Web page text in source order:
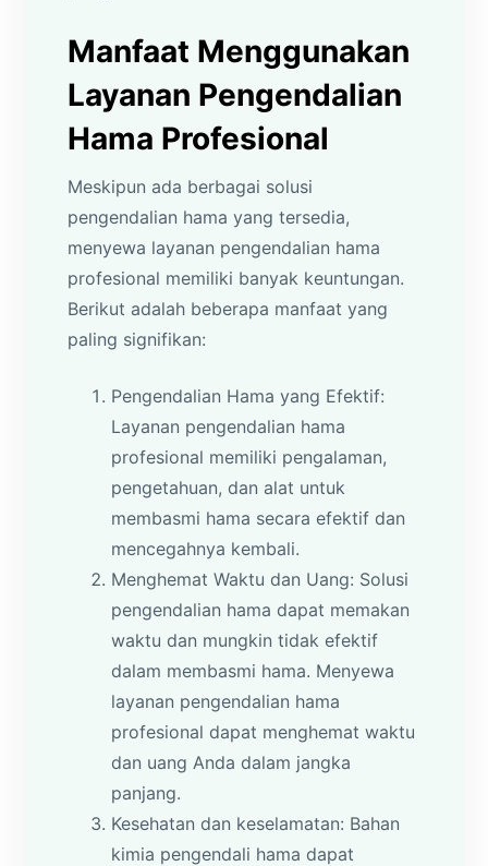
Manfaat Menggunakan
Layanan Pengendalian
Hama Profesional
Meskipun ada berbagai solusi
pengendalian hama yang tersedia,
menyewa layanan pengendalian hama
profesional memiliki banyak keuntungan.
Berikut adalah beberapa manfaat yang
paling signifikan:
Pengendalian Hama yang Efektif:
Layanan pengendalian hama
profesional memiliki pengalaman,
pengetahuan, dan alat untuk
membasmi hama secara efektif dan
mencegahnya kembali.
Menghemat Waktu dan Uang: Solusi
pengendalian hama dapat memakan
waktu dan mungkin tidak efektif
dalam membasmi hama. Menyewa
layanan pengendalian hama
profesional dapat menghemat waktu
dan uang Anda dalam jangka
panjang.
Kesehatan dan keselamatan: Bahan
kimia pengendali hama dapat